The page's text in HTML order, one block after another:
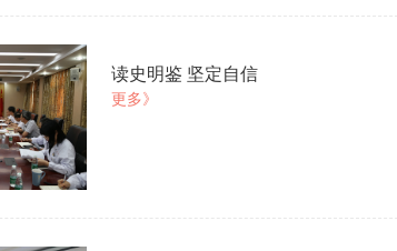
读史明鉴 坚定自信
更多》